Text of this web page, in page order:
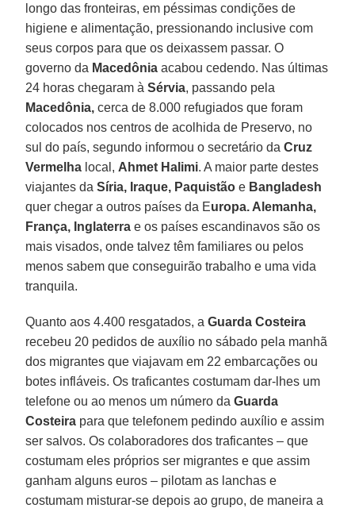
longo das fronteiras, em péssimas condições de
higiene e alimentação, pressionando inclusive com
seus corpos para que os deixassem passar. O
governo da Macedônia acabou cedendo. Nas últimas
24 horas chegaram àSérvia, passando pela
Macedônia, cerca de 8.000 refugiados que foram
colocados nos centros de acolhida de Preservo, no
sul do país, segundo informou o secretário daCruz
Vermelha local, Ahmet Halimi. A maior parte destes
viajantes daSíria, Iraque, Paquistão e Bangladesh
quer chegar a outros países da Europa. Alemanha,
França, Inglaterra e os países escandinavos são os
mais visados, onde talvez têm familiares ou pelos
menos sabem que conseguirão trabalho e uma vida
tranquila.
Quanto aos 4.400 resgatados, aGuarda Costeira
recebeu 20 pedidos de auxílio no sábado pela manhã
dos migrantes que viajavam em 22 embarcações ou
botes infláveis. Os traficantes costumam dar-lhes um
telefone ou ao menos um número daGuarda
Costeira para que telefonem pedindo auxílio e assim
ser salvos. Os colaboradores dos traficantes – que
costumam eles próprios ser migrantes e que assim
ganham alguns euros – pilotam as lanchas e
costumam misturar-se depois ao grupo, de maneira a